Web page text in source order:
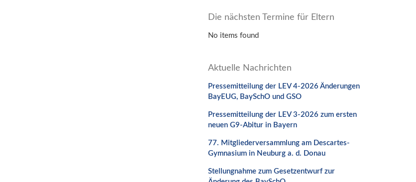
Die nächsten Termine für Eltern
No items found
Aktuelle Nachrichten
Pressemitteilung der LEV 4-2026 Änderungen
BayEUG, BaySchO und GSO
Pressemitteilung der LEV 3-2026 zum ersten
neuen G9-Abitur in Bayern
77. Mitgliederversammlung am Descartes-
Gymnasium in Neuburg a. d. Donau
Stellungnahme zum Gesetzentwurf zur